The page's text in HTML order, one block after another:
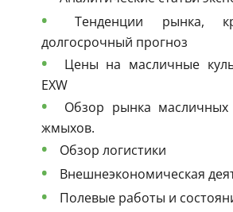
Тенденции рынка,
долгосрочный прогноз
Цены на масличные
EXW
Обзор рынка масличных
жмыхов.
Обзор логистики
Внешнеэкономическая
Полевые работы и